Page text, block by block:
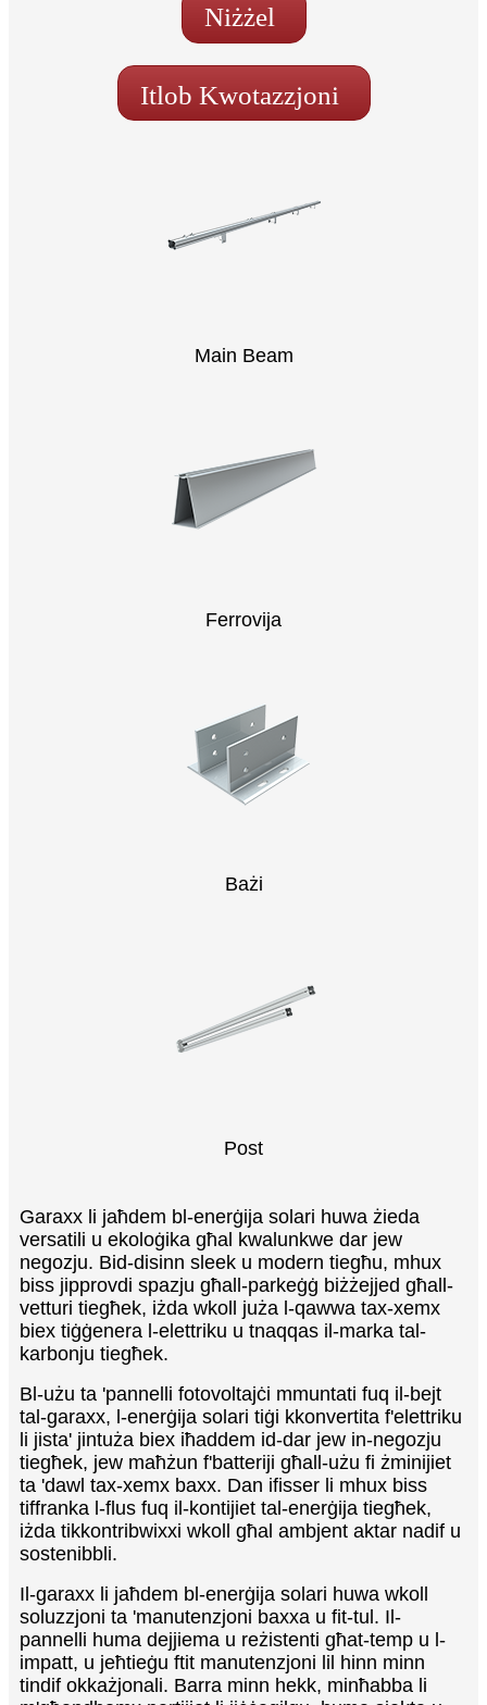
Niżżel
Itlob Kwotazzjoni
Main Beam
Ferrovija
Bażi
Post
Garaxx li jaħdem bl-enerġija solari huwa żieda
versatili u ekoloġika għal kwalunkwe dar jew
negozju. Bid-disinn sleek u modern tiegħu, mhux
biss jipprovdi spazju għall-parkeġġ biżżejjed għall-
vetturi tiegħek, iżda wkoll juża l-qawwa tax-xemx
biex tiġġenera l-elettriku u tnaqqas il-marka tal-
karbonju tiegħek.
Bl-użu ta 'pannelli fotovoltajċi mmuntati fuq il-bejt
tal-garaxx, l-enerġija solari tiġi kkonvertita f'elettriku
li jista' jintuża biex iħaddem id-dar jew in-negozju
tiegħek, jew maħżun f'batteriji għall-użu fi żminijiet
ta 'dawl tax-xemx baxx. Dan ifisser li mhux biss
tiffranka l-flus fuq il-kontijiet tal-enerġija tiegħek,
iżda tikkontribwixxi wkoll għal ambjent aktar nadif u
sostenibbli.
Il-garaxx li jaħdem bl-enerġija solari huwa wkoll
soluzzjoni ta 'manutenzjoni baxxa u fit-tul. Il-
pannelli huma dejjiema u reżistenti għat-temp u l-
impatt, u jeħtieġu ftit manutenzjoni lil hinn minn
tindif okkażjonali. Barra minn hekk, minħabba li